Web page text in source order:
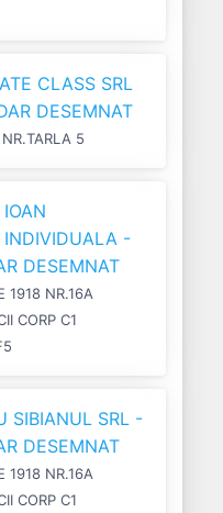
CLASS SRL
DESEMNAT
5
INDIVIDUALA -
DESEMNAT
1918 NR.16A
CORP C1
SIBIANUL SRL -
DESEMNAT
1918 NR.16A
CORP C1